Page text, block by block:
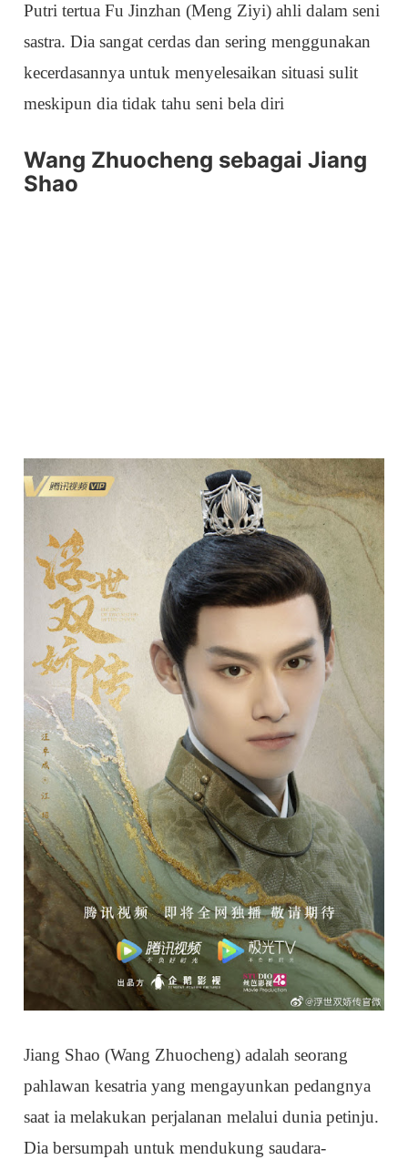
Putri tertua Fu Jinzhan (Meng Ziyi) ahli dalam seni
sastra. Dia sangat cerdas dan sering menggunakan
kecerdasannya untuk menyelesaikan situasi sulit
meskipun dia tidak tahu seni bela diri
Wang Zhuocheng sebagai Jiang
Shao
Jiang Shao (Wang Zhuocheng) adalah seorang
pahlawan kesatria yang mengayunkan pedangnya
saat ia melakukan perjalanan melalui dunia petinju.
Dia bersumpah untuk mendukung saudara-